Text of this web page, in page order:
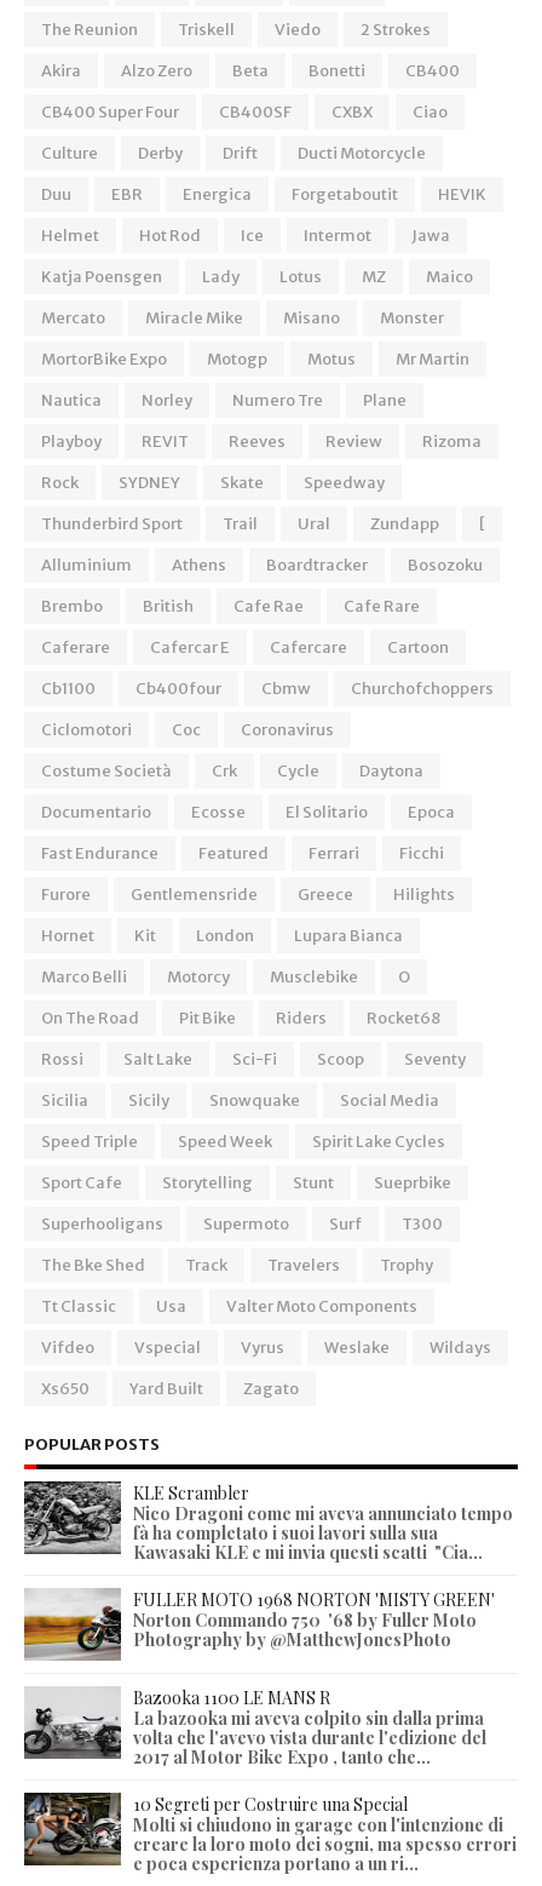
The Reunion Triskell Viedo
2 Strokes
Akira
Alzo Zero Beta Bonetti
CB400
CB400 Super Four
CB400SF CXBX
Ciao
Culture
Derby Drift
Ducti Motorcycle
Duu
EBR Energica Forgetaboutit
HEVIK
Helmet
Hot Rod Ice Intermot
Jawa
Katja Poensgen
Lady Lotus MZ
Maico
Mercato
Miracle Mike Misano
Monster
MortorBike Expo
Motogp Motus
Mr Martin
Nautica
Norley Numero Tre
Plane
Playboy
REVIT Reeves Review
Rizoma
Rock
SYDNEY Skate
Speedway
Thunderbird Sport
Trail Ural Zundapp
[
Alluminium
Athens Boardtracker
Bosozoku
Brembo
British Cafe Rae
Cafe Rare
Caferare
Cafercar E Cafercare
Cartoon
Cb1100
Cb400four Cbmw
Churchofchoppers
Ciclomotori
Coc
Coronavirus
Costume Società
Crk Cycle
Daytona
Documentario
Ecosse El Solitario
Epoca
Fast Endurance
Featured Ferrari
Ficchi
Furore
Gentlemensride Greece
Hilights
Hornet
Kit London
Lupara Bianca
Marco Belli
Motorcy Musclebike
O
On The Road
Pit Bike Riders
Rocket68
Rossi
Salt Lake Sci-Fi Scoop
Seventy
Sicilia
Sicily Snowquake
Social Media
Speed Triple
Speed Week
Spirit Lake Cycles
Sport Cafe
Storytelling Stunt
Sueprbike
Superhooligans
Supermoto Surf
T300
The Bke Shed
Track Travelers
Trophy
Tt Classic
Usa
Valter Moto Components
Vifdeo
Vspecial Vyrus Weslake
Wildays
Xs650
Yard Built Zagato
POPULAR POSTS
KLE Scrambler
Nico Dragoni come mi aveva annunciato tempo
fà ha completato i suoi lavori sulla sua
Kawasaki KLE e mi invia questi scatti "Cia...
FULLER MOTO 1968 NORTON 'MISTY GREEN'
Norton Commando 750 '68 by Fuller Moto
Photography by @MatthewJonesPhoto
Bazooka 1100 LE MANS R
La bazooka mi aveva colpito sin dalla prima
volta che l'avevo vista durante l'edizione del
2017 al Motor Bike Expo , tanto che...
10 Segreti per Costruire una Special
Molti si chiudono in garage con l'intenzione di
creare la loro moto dei sogni, ma spesso errori
e poca esperienza portano a un ri...